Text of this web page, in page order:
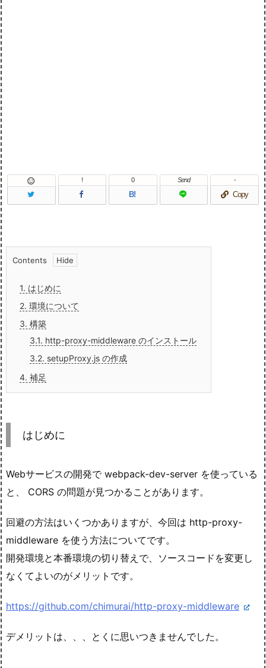
 !
B!
0 Send
Copy
-
Contents
1. はじめに
2. 環境について
3. 構築
3.1. http-proxy-middleware のインストール
3.2. setupProxy.js の作成
4. 補足
はじめに
Webサービスの開発で webpack-dev-server を使っている
と、 CORS の問題が見つかることがあります。
回避の方法はいくつかありますが、今回は http-proxy-
middleware を使う方法についてです。
開発環境と本番環境の切り替えで、ソースコードを変更し
なくてよいのがメリットです。
https://github.com/chimurai/http-proxy-middleware
デメリットは、、、とくに思いつきませんでした。